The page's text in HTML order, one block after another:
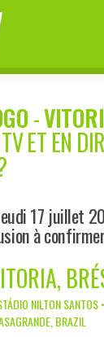
-
ET EN
17 juillet
à
NILTON
BRAZIL